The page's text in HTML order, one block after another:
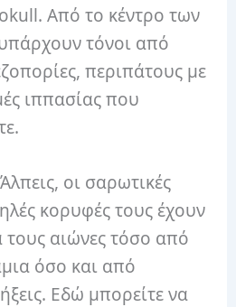
Από το κέντρο των
τόνοι από
περιπάτους με
ιππασίας που
οι σαρωτικές
κορυφές τους έχουν
αιώνες τόσο από
όσο και από
Εδώ μπορείτε να